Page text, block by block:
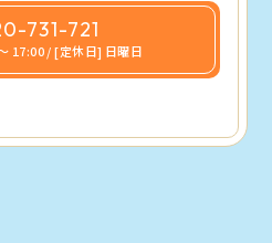
731-721
17:00 / [定休日] 日曜日